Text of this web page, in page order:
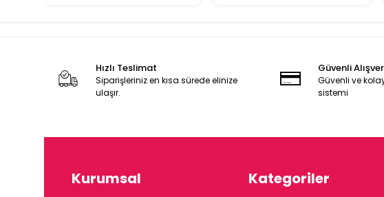
Hızlı Teslimat
Siparişleriniz en kısa sürede elinize
ulaşır.
Güvenli
Güvenli ve
sistemi
Kurumsal Kategoriler